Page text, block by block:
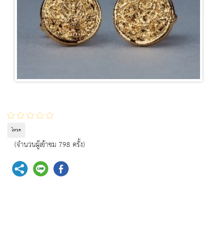
โหวต
(จำนวนผู้เข้าชม 798 ครั้ง)